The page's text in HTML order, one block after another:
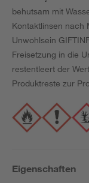
behutsam mit
Kontaktlinsen nach
Unwohlsein
Freisetzung in die
restentleert der
Produktreste zur
Eigenschaften